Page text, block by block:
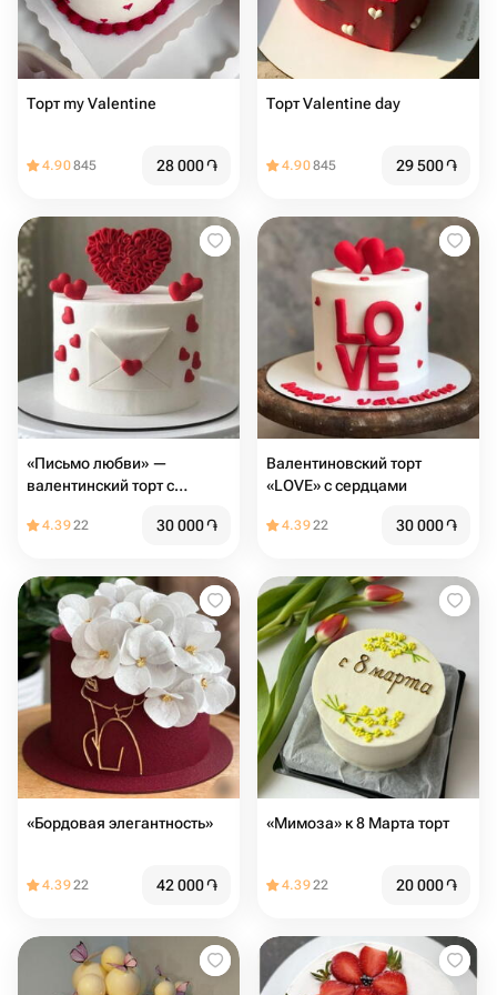
Торт my Valentine
4.90845 28 000֏
Торт Valentine day
4.90845 29 500֏
«Письмо любви» —
валентинский торт с
4.3922 30 000֏
Валентиновский торт
«LOVE» с сердцами
4.3922 30 000֏
«Бордовая элегантность»
4.3922 42 000֏
«Мимоза» к 8 Марта торт
4.3922 20 000֏